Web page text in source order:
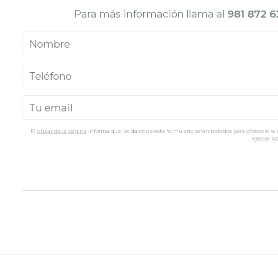
Para más información llama al 981 872
El titular de la página informa que los datos de este formulario serán tratados para ofrecerle
ejercer